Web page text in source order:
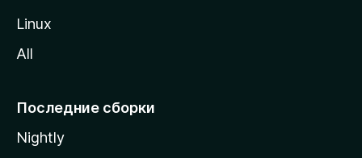
i
l
Linux
All
Последние сборки
Nightly